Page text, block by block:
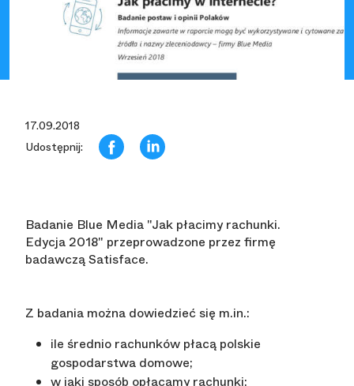
17.09.2018
Udostępnij:
Badanie Blue Media "Jak płacimy rachunki.
Edycja 2018" przeprowadzone przez firmę
badawczą Satisface.
Z badania można dowiedzieć się m.in.:
ile średnio rachunków płacą polskie
gospodarstwa domowe;
w jaki sposób opłacamy rachunki;